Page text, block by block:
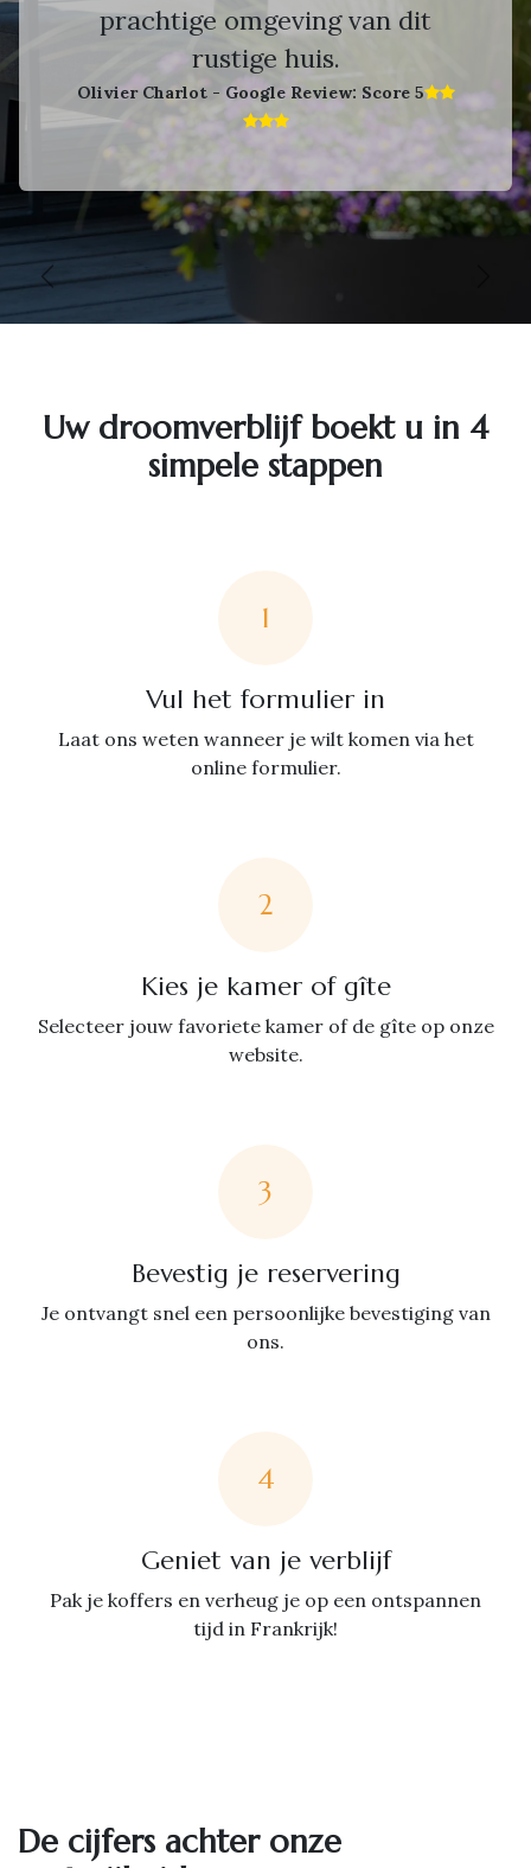
prachtige omgeving van dit
rustige huis.
Olivier Charlot - Google Review: Score 5​
Vorige
Uw droomverblijf boekt u in 4
simpele stappen
1
Vul het formulier in
Laat ons weten wanneer je wilt komen via het
online formulier.
2
Kies je kamer of gîte
Selecteer jouw favoriete kamer of de gîte op onze
website.
3
Bevestig je reservering
Je ontvangt snel een persoonlijke bevestiging van
ons.
4
Geniet van je verblijf
Pak je koffers en verheug je op een ontspannen
tijd in Frankrijk!
De cijfers achter onze